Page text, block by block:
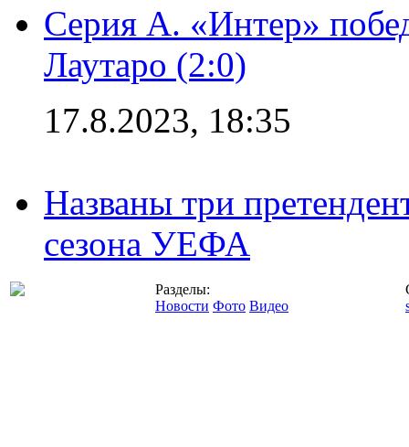
Серия А. «Интер»
Лаутаро (2:0)
17.8.2023, 18:35
Названы три
сезона УЕФА
Разделы:
Новости Фото Видео